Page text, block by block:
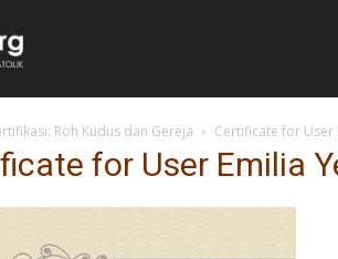
Roh Kudus dan Gereja Certificate for User
for User Emilia